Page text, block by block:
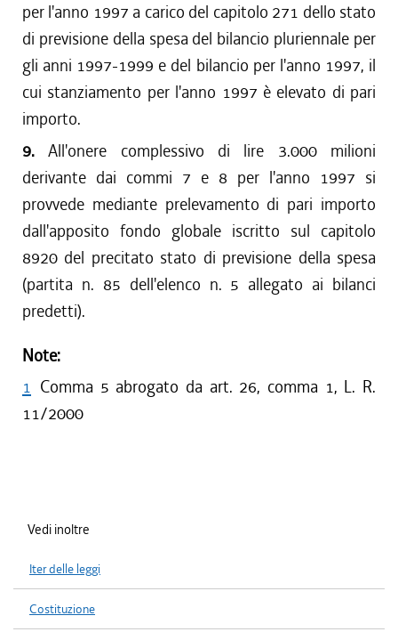
per l'anno 1997 a carico del capitolo 271 dello stato
di previsione della spesa del bilancio pluriennale per
gli anni 1997-1999 e del bilancio per l'anno 1997, il
cui stanziamento per l'anno 1997 è elevato di pari
importo.
9. All'onere complessivo di lire 3.000 milioni
derivante dai commi 7 e 8 per l'anno 1997 si
provvede mediante prelevamento di pari importo
dall'apposito fondo globale iscritto sul capitolo
8920 del precitato stato di previsione della spesa
(partita n. 85 dell'elenco n. 5 allegato ai bilanci
predetti).
Note:
1 Comma 5 abrogato da art. 26, comma 1, L. R.
11/2000
Vedi inoltre
Iter delle leggi
Costituzione